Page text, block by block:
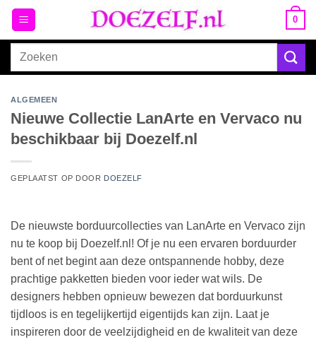
Ga
naar
inhoud
0
Zoeken
ALGEMEEN
Nieuwe Collectie LanArte en Vervaco nu
beschikbaar bij Doezelf.nl
GEPLAATST OP DOOR DOEZELF
De nieuwste borduurcollecties van LanArte en Vervaco zijn
nu te koop bij Doezelf.nl! Of je nu een ervaren borduurder
bent of net begint aan deze ontspannende hobby, deze
prachtige pakketten bieden voor ieder wat wils. De
designers hebben opnieuw bewezen dat borduurkunst
tijdloos is en tegelijkertijd eigentijds kan zijn. Laat je
inspireren door de veelzijdigheid en de kwaliteit van deze